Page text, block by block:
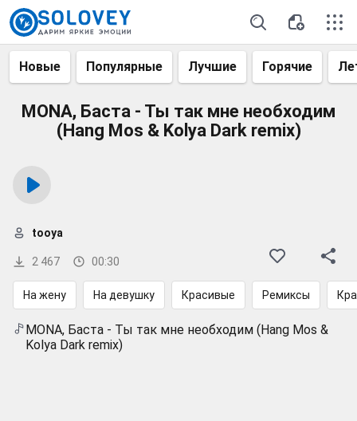
Новые Популярные Лучшие Горячие
MONA, Баста - Ты так мне необходим
(Hang Mos & Kolya Dark remix)
2 467 00:30
tooya
На жену На девушку Красивые Ремиксы
MONA, Баста - Ты так мне необходим (Hang Mos &
Kolya Dark remix)